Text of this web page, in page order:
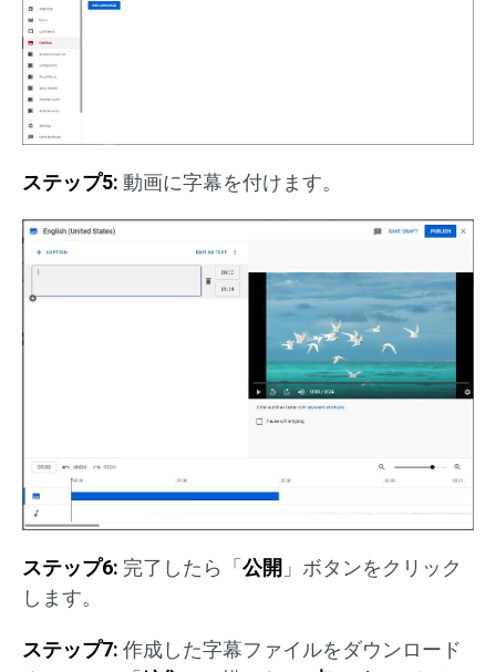
ステップ5: 動画に字幕を付けます。
ステップ6: 完了したら「 公開 」ボタンをクリック
します。
ステップ7: 作成した字幕ファイルをダウンロード